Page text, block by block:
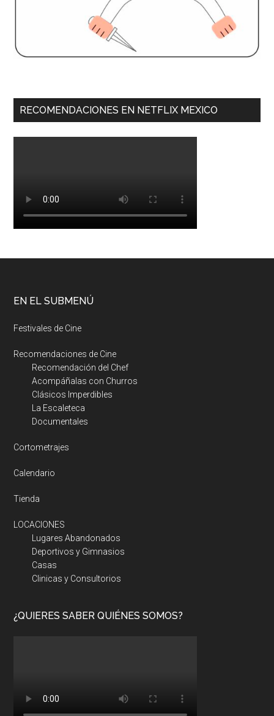
RECOMENDACIONES EN NETFLIX MEXICO
EN EL SUBMENÚ
Festivales de Cine
Recomendaciones de Cine
Recomendación del Chef
Acompáñalas con Churros
Clásicos Imperdibles
La Escaleteca
Documentales
Cortometrajes
Calendario
Tienda
LOCACIONES
Lugares Abandonados
Deportivos y Gimnasios
Casas
Clinicas y Consultorios
¿QUIERES SABER QUIÉNES SOMOS?